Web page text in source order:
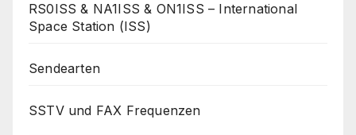
RS0ISS & NA1ISS & ON1ISS – International
Space Station (ISS)
Sendearten
SSTV und FAX Frequenzen